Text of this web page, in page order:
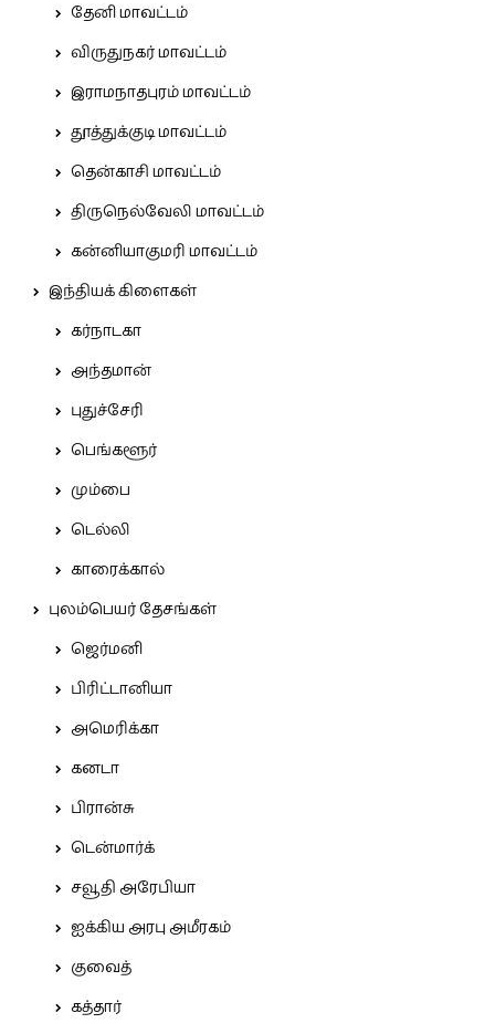
தேனி மாவட்டம்
விருதுநகர் மாவட்டம்
இராமநாதபுரம் மாவட்டம்
தூத்துக்குடி மாவட்டம்
தென்காசி மாவட்டம்
திருநெல்வேலி மாவட்டம்
கன்னியாகுமரி மாவட்டம்
இந்தியக் கிளைகள்
கர்நாடகா
அந்தமான்
புதுச்சேரி
பெங்களூர்
மும்பை
டெல்லி
காரைக்கால்
புலம்பெயர் தேசங்கள்
ஜெர்மனி
பிரிட்டானியா
அமெரிக்கா
கனடா
பிரான்சு
டென்மார்க்
சவூதி அரேபியா
ஐக்கிய அரபு அமீரகம்
குவைத்
கத்தார்